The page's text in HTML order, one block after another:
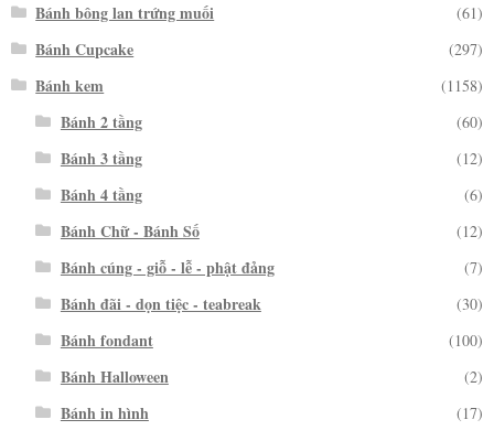
Bánh bông lan trứng muối (61)
Bánh Cupcake (297)
Bánh kem (1158)
Bánh 2 tầng (60)
Bánh 3 tầng (12)
Bánh 4 tầng (6)
Bánh Chữ - Bánh Số (12)
Bánh cúng - giỗ - lễ - phật đảng (7)
Bánh đãi - dọn tiệc - teabreak (30)
Bánh fondant (100)
Bánh Halloween (2)
Bánh in hình (17)